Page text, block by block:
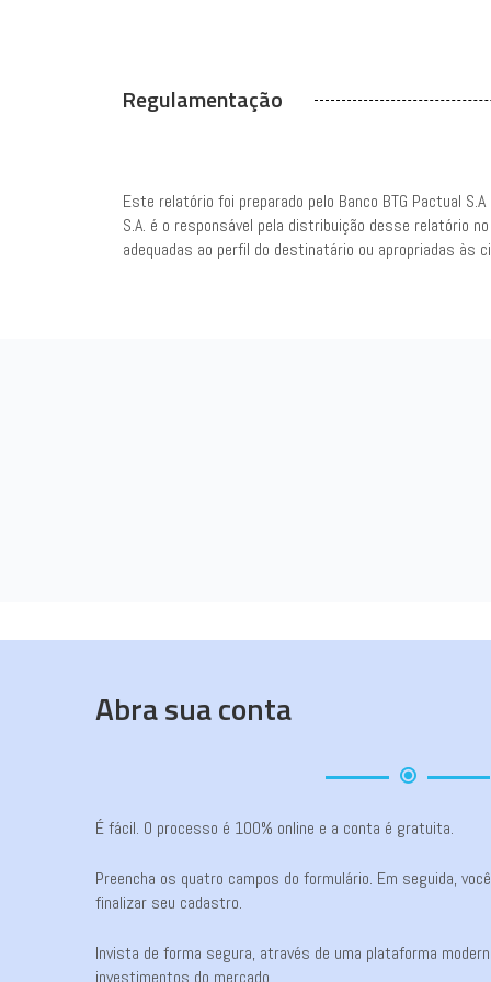
Regulamentação
Este relatório foi preparado pelo Banco BTG Pactual
S.A. é o responsável pela distribuição desse relatório
adequadas ao perfil do destinatário ou apropriadas às
Abra sua conta
É fácil. O processo é 100% online e a conta é gratuita.
Preencha os quatro campos do formulário. Em seguida,
finalizar seu cadastro.
Invista de forma segura, através de uma plataforma
investimentos do mercado.